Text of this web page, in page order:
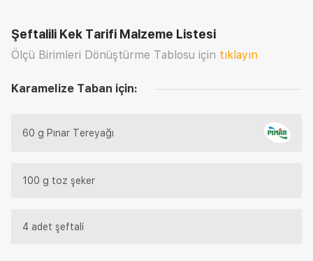
Şeftalili Kek Tarifi Malzeme Listesi
Ölçü Birimleri Dönüştürme Tablosu için tıklayın
Karamelize Taban için:
60 g Pınar Tereyağı
100 g toz şeker
4 adet şeftali